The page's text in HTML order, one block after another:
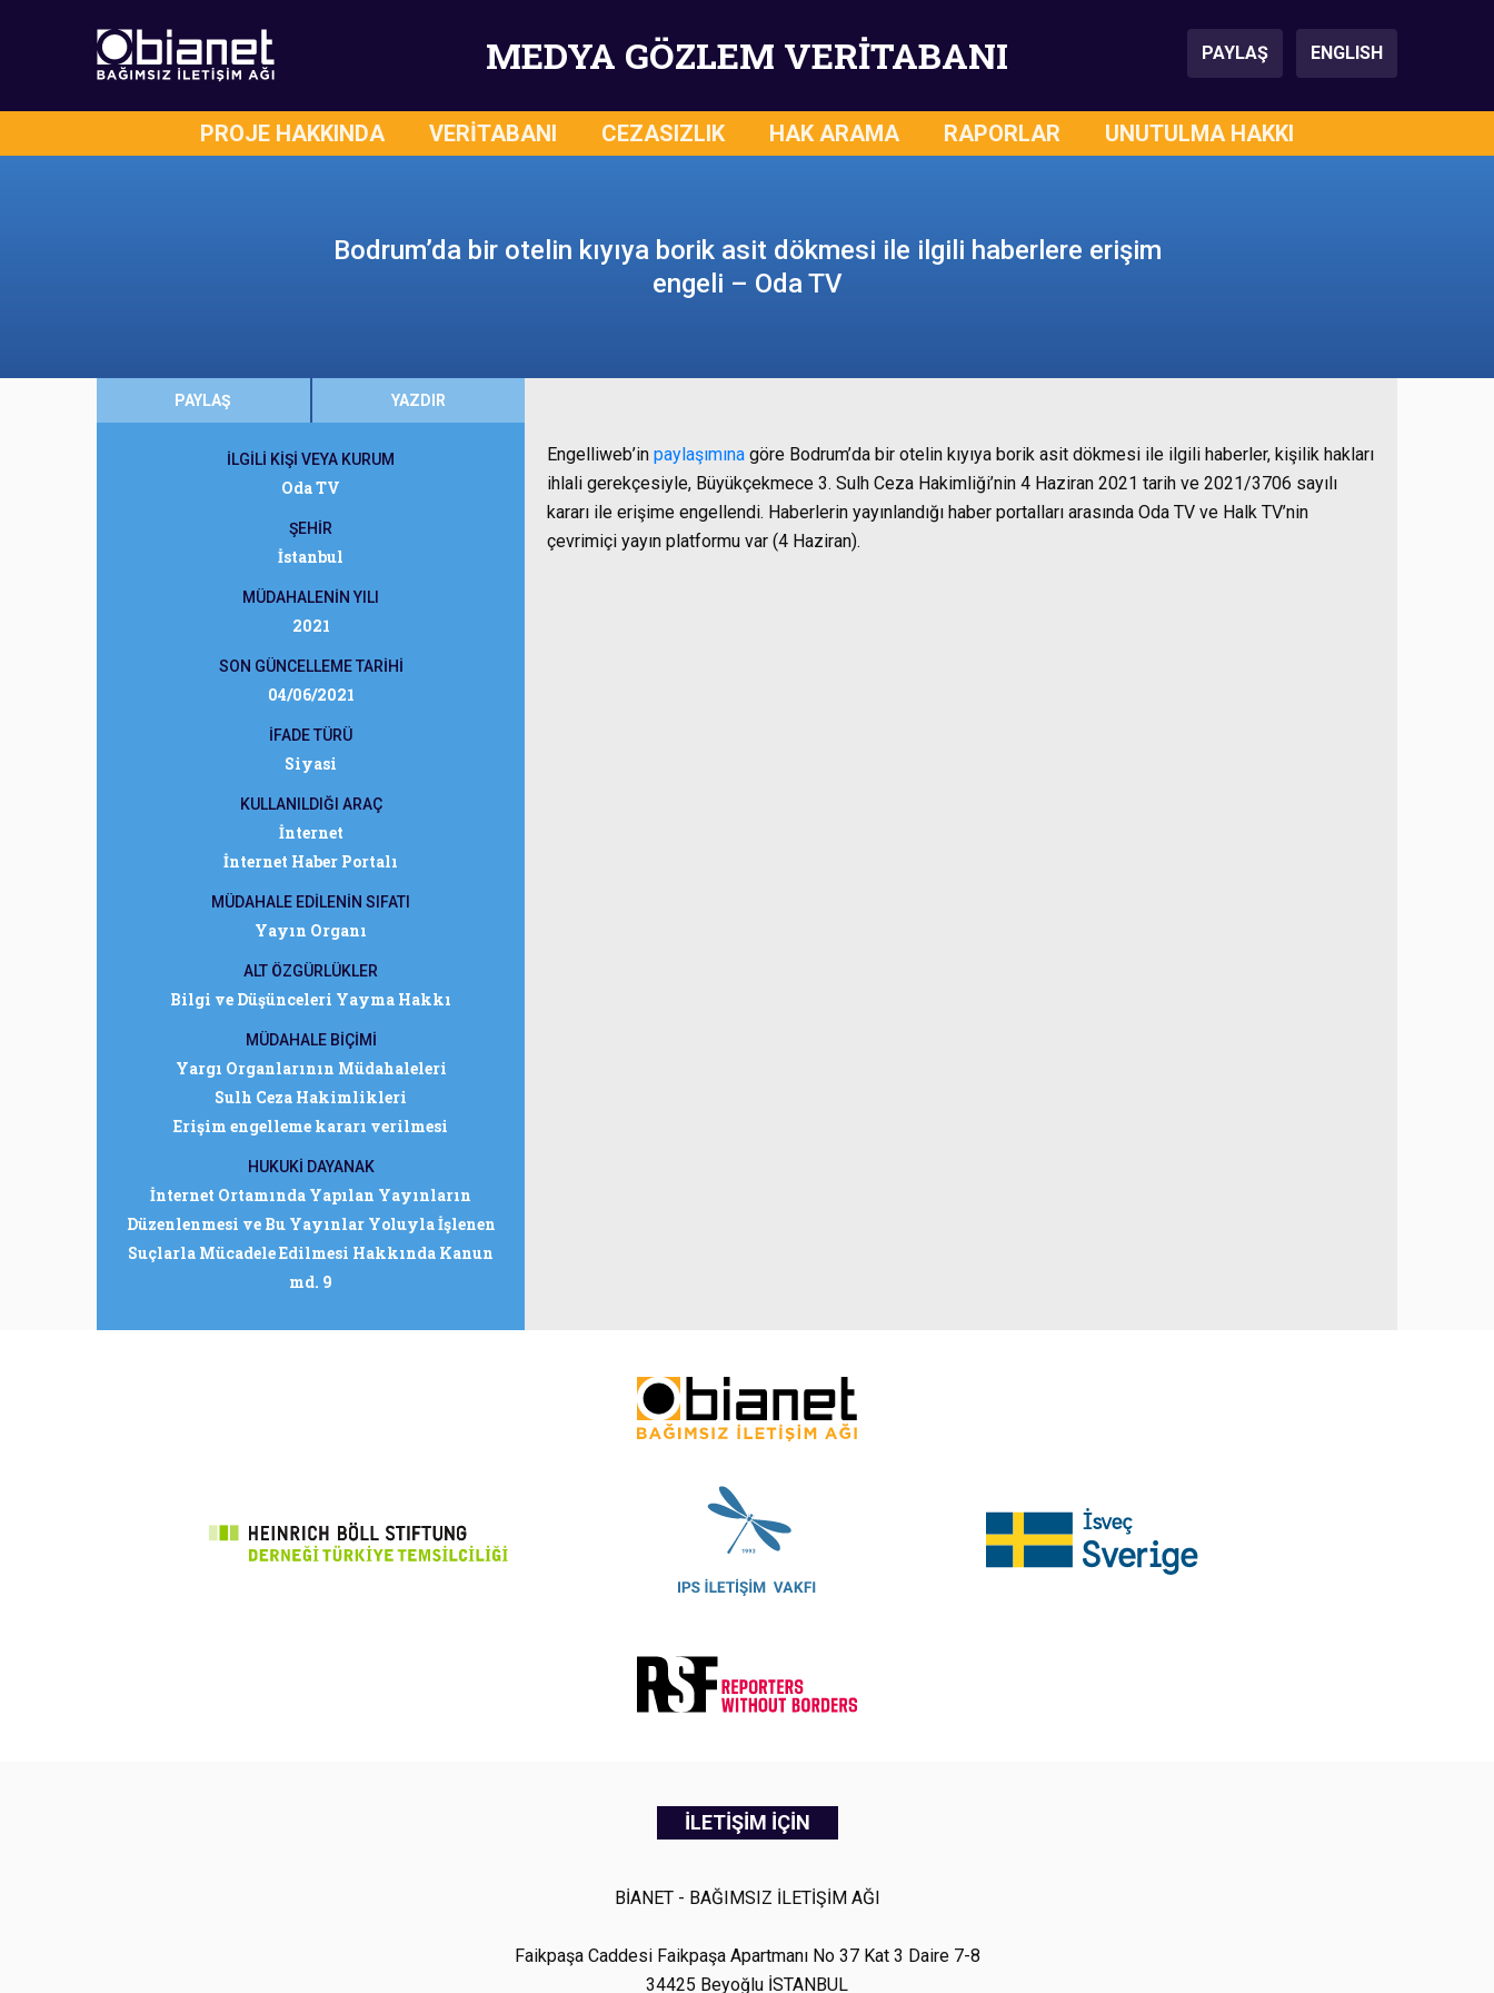
MEDYA GÖZLEM VERİTABANI PAYLAŞ ENGLISH
PROJE HAKKINDA VERİTABANI CEZASIZLIK HAK ARAMA RAPORLAR UNUTULMA HAKKI
Bodrum’da bir otelin kıyıya borik asit dökmesi ile ilgili haberlere erişim
engeli – Oda TV
PAYLAŞ YAZDIR
İLGİLİ KİŞİ VEYA KURUM
Oda TV
ŞEHİR
İstanbul
MÜDAHALENİN YILI
2021
SON GÜNCELLEME TARİHİ
04/06/2021
İFADE TÜRÜ
Siyasi
KULLANILDIĞI ARAÇ
İnternet
İnternet Haber Portalı
MÜDAHALE EDİLENİN SIFATI
Yayın Organı
ALT ÖZGÜRLÜKLER
Bilgi ve Düşünceleri Yayma Hakkı
MÜDAHALE BİÇİMİ
Yargı Organlarının Müdahaleleri
Sulh Ceza Hakimlikleri
Erişim engelleme kararı verilmesi
HUKUKİ DAYANAK
İnternet Ortamında Yapılan Yayınların
Düzenlenmesi ve Bu Yayınlar Yoluyla İşlenen
Suçlarla Mücadele Edilmesi Hakkında Kanun
md. 9
Engelliweb’in paylaşımına göre Bodrum’da bir otelin kıyıya borik asit dökmesi ile ilgili haberler, kişilik hakları
ihlali gerekçesiyle, Büyükçekmece 3. Sulh Ceza Hakimliği’nin 4 Haziran 2021 tarih ve 2021/3706 sayılı
kararı ile erişime engellendi. Haberlerin yayınlandığı haber portalları arasında Oda TV ve Halk TV’nin
çevrimiçi yayın platformu var (4 Haziran).
İLETİŞİM İÇİN
BİANET - BAĞIMSIZ İLETİŞİM AĞI
Faikpaşa Caddesi Faikpaşa Apartmanı No 37 Kat 3 Daire 7-8
34425 Beyoğlu İSTANBUL